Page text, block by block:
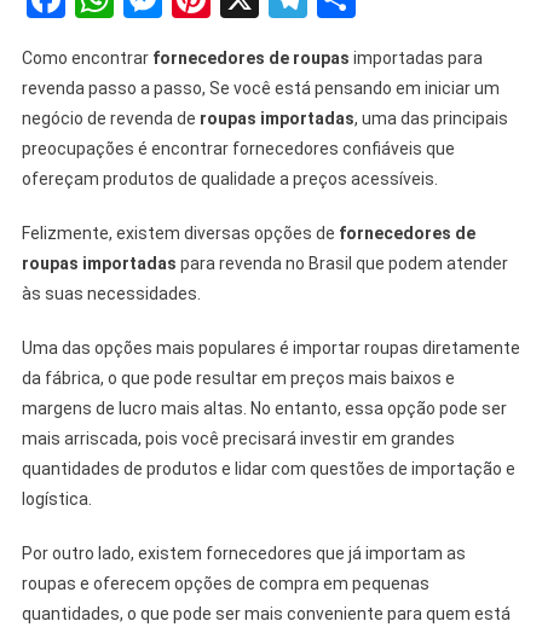
Como encontrar fornecedores de roupas importadas para
revenda passo a passo, Se você está pensando em iniciar um
negócio de revenda de roupas importadas, uma das principais
preocupações é encontrar fornecedores confiáveis que
ofereçam produtos de qualidade a preços acessíveis.
Felizmente, existem diversas opções de fornecedores de
roupas importadas para revenda no Brasil que podem atender
às suas necessidades.
Uma das opções mais populares é importar roupas diretamente
da fábrica, o que pode resultar em preços mais baixos e
margens de lucro mais altas. No entanto, essa opção pode ser
mais arriscada, pois você precisará investir em grandes
quantidades de produtos e lidar com questões de importação e
logística.
Por outro lado, existem fornecedores que já importam as
roupas e oferecem opções de compra em pequenas
quantidades, o que pode ser mais conveniente para quem está